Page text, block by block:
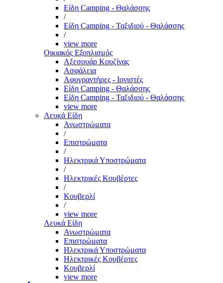
Είδη Camping - Θαλάσσης
/
Είδη Camping - Ταξιδιού - Θαλάσσης
/
view more
Οικιακός Εξοπλισμός
Αξεσουάρ Κουζίνας
Ασφάλεια
Αφυγραντήρες - Ιονιστές
Είδη Camping - Θαλάσσης
Είδη Camping - Ταξιδιού - Θαλάσσης
view more
Λευκά Είδη
Ανωστρώματα
/
Επιστρώματα
/
Ηλεκτρικά Υποστρώματα
/
Ηλεκτρικές Κουβέρτες
/
Κουβερλί
/
view more
Λευκά Είδη
Ανωστρώματα
Επιστρώματα
Ηλεκτρικά Υποστρώματα
Ηλεκτρικές Κουβέρτες
Κουβερλί
view more